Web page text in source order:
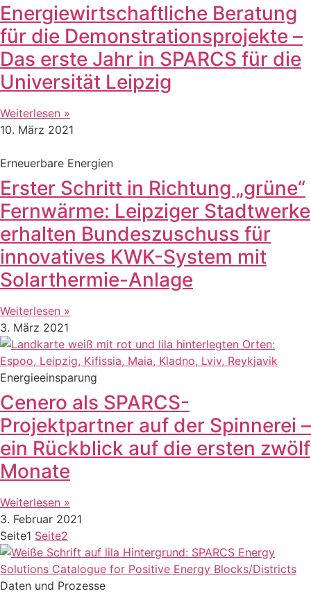
Energiewirtschaftliche Beratung
für die Demonstrationsprojekte –
Das erste Jahr in SPARCS für die
Universität Leipzig
Weiterlesen »
10. März 2021
Erneuerbare Energien
Erster Schritt in Richtung „grüne“
Fernwärme: Leipziger Stadtwerke
erhalten Bundeszuschuss für
innovatives KWK-System mit
Solarthermie-Anlage
Weiterlesen »
3. März 2021
Energieeinsparung
Cenero als SPARCS-
Projektpartner auf der Spinnerei –
ein Rückblick auf die ersten zwölf
Monate
Weiterlesen »
3. Februar 2021
Seite1 Seite2
Daten und Prozesse